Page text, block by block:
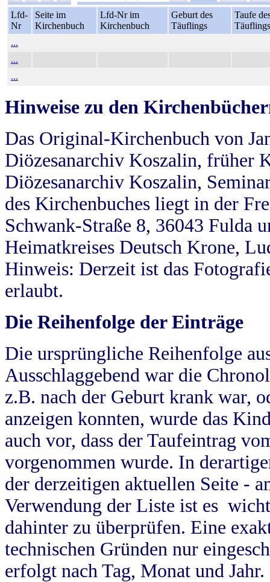
Lfd-
Nr
Seite im
Kirchenbuch
Lfd-Nr im
Kirchenbuch
Geburt des
Täuflings
Taufe
Täuflings
...
...
...
Hinweise zu den
Das Original-Kirchenbuch von
Diözesanarchiv Koszalin, früher
Diözesanarchiv Koszalin,
des Kirchenbuches liegt in der
Schwank-Straße 8, 36043 Fulda
Heimatkreises Deutsch Krone,
Hinweis: Derzeit ist das
erlaubt.
Die Reihenfolge der Einträge
Die ursprüngliche Reihenfolge
Ausschlaggebend war die
z.B. nach der Geburt krank war,
anzeigen konnten, wurde das
auch vor, dass der Taufeintrag
vorgenommen wurde. In
der derzeitigen aktuellen Seite -
Verwendung der Liste ist es
dahinter zu überprüfen. Eine
technischen Gründen nur
erfolgt nach Tag, Monat und Jahr.